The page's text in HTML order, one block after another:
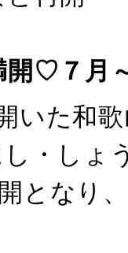
開♡７月
いた和
・しょ
となり